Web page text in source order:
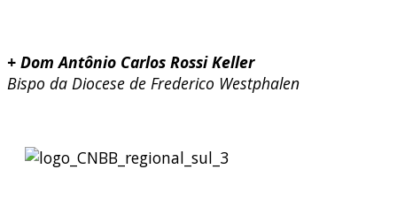
+ Dom Antônio Carlos Rossi Keller
Bispo da Diocese de Frederico Westphalen